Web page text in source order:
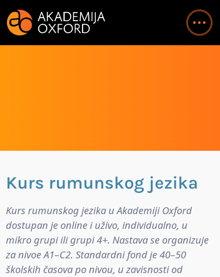
Kurs rumunskog jezika
Kurs rumunskog jezika u Akademiji Oxford
dostupan je online i uživo, individualno, u
mikro grupi ili grupi 4+. Nastava se organizuje
za nivoe A1–C2. Standardni fond je 40–50
školskih časova po nivou, u zavisnosti od